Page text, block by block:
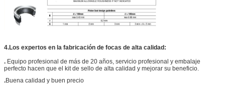
4.Los expertos en la fabricación de focas de alta calidad:
. Equipo profesional de más de 20 años, servicio profesional y embalaje
perfecto hacen que el kit de sello de alta calidad y mejorar su beneficio.
.Buena calidad y buen precio